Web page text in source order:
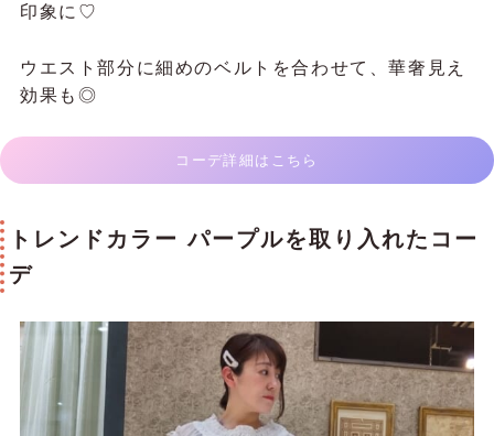
印象に♡
ウエスト部分に細めのベルトを合わせて、華奢見え
効果も◎
コーデ詳細はこちら
トレンドカラー パープルを取り入れたコー
デ